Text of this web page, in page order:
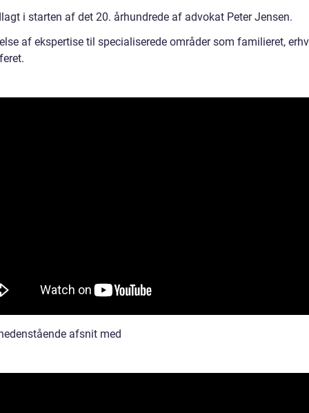
i starten af det 20. århundrede af advokat Peter Jensen.
af ekspertise til specialiserede områder som familieret,
afsnit med